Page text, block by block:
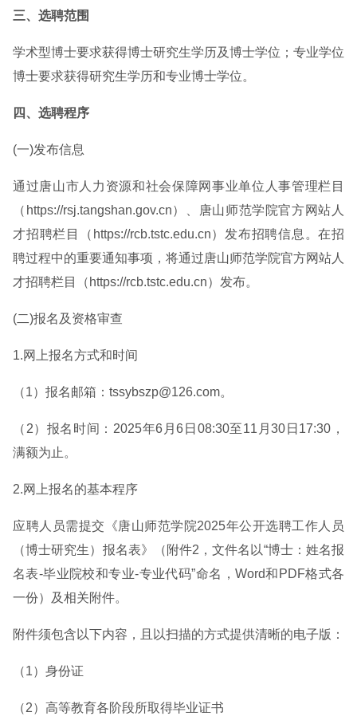
三、选聘范围
学术型博士要求获得博士研究生学历及博士学位；专业学位
博士要求获得研究生学历和专业博士学位。
四、选聘程序
(一)发布信息
通过唐山市人力资源和社会保障网事业单位人事管理栏目
（https://rsj.tangshan.gov.cn）、唐山师范学院官方网站人
才招聘栏目（https://rcb.tstc.edu.cn）发布招聘信息。在招
聘过程中的重要通知事项，将通过唐山师范学院官方网站人
才招聘栏目（https://rcb.tstc.edu.cn）发布。
(二)报名及资格审查
1.网上报名方式和时间
（1）报名邮箱：tssybszp@126.com。
（2）报名时间：2025年6月6日08:30至11月30日17:30，
满额为止。
2.网上报名的基本程序
应聘人员需提交《唐山师范学院2025年公开选聘工作人员
（博士研究生）报名表》（附件2，文件名以“博士：姓名报
名表-毕业院校和专业-专业代码”命名，Word和PDF格式各
一份）及相关附件。
附件须包含以下内容，且以扫描的方式提供清晰的电子版：
（1）身份证
（2）高等教育各阶段所取得毕业证书